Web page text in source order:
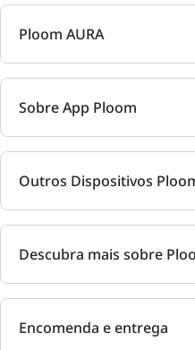
Ploom AURA
Sobre App Ploom
Outros Dispositivos
Descubra mais sobre
Encomenda e entrega